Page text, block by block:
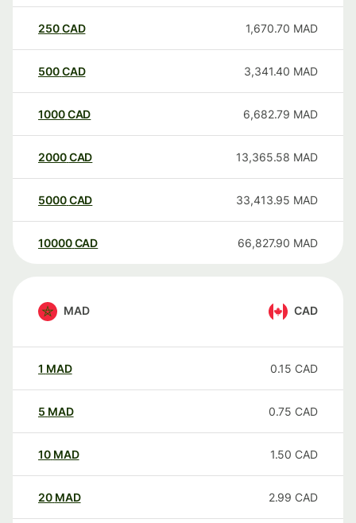
250CAD 1,670.70 MAD
500CAD 3,341.40 MAD
1000CAD 6,682.79 MAD
2000CAD 13,365.58 MAD
5000CAD 33,413.95 MAD
10000 CAD 66,827.90 MAD
MAD CAD
1 MAD 0.15 CAD
5 MAD 0.75 CAD
10 MAD 1.50 CAD
20 MAD 2.99 CAD